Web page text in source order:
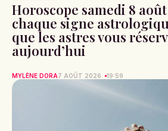
Horoscope samedi 8
chaque signe
que les astres vous
aujourd’hui
MYLÈNE DORA7 AOÛT 2026 19:59